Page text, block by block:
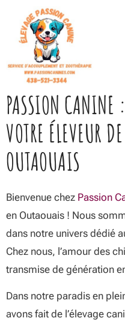
PASSION CANINE :
VOTRE ÉLEVEUR
OUTAOUAIS
Bienvenue chez Passion
en Outaouais ! Nous
dans notre univers dédié
Chez nous, l’amour des
transmise de génération
Dans notre paradis en
avons fait de l’élevage